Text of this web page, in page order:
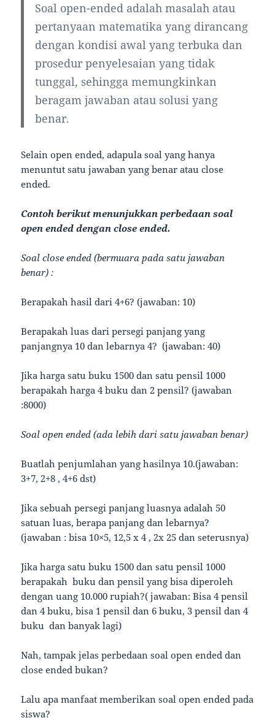
Soal open-ended adalah masalah atau
pertanyaan matematika yang dirancang
dengan kondisi awal yang terbuka dan
prosedur penyelesaian yang tidak
tunggal, sehingga memungkinkan
beragam jawaban atau solusi yang
benar.
Selain open ended, adapula soal yang hanya
menuntut satu jawaban yang benar atau close
ended.
Contoh berikut menunjukkan perbedaan soal
open ended dengan close ended.
Soal close ended (bermuara pada satu jawaban
benar) :
Berapakah hasil dari 4+6? (jawaban: 10)
Berapakah luas dari persegi panjang yang
panjangnya 10 dan lebarnya 4? (jawaban: 40)
Jika harga satu buku 1500 dan satu pensil 1000
berapakah harga 4 buku dan 2 pensil? (jawaban
:8000)
Soal open ended (ada lebih dari satu jawaban benar)
Buatlah penjumlahan yang hasilnya 10.(jawaban:
3+7, 2+8 , 4+6 dst)
Jika sebuah persegi panjang luasnya adalah 50
satuan luas, berapa panjang dan lebarnya?
(jawaban : bisa 10×5, 12,5 x 4 , 2x 25 dan seterusnya)
Jika harga satu buku 1500 dan satu pensil 1000
berapakah buku dan pensil yang bisa diperoleh
dengan uang 10.000 rupiah?( jawaban: Bisa 4 pensil
dan 4 buku, bisa 1 pensil dan 6 buku, 3 pensil dan 4
buku dan banyak lagi)
Nah, tampak jelas perbedaan soal open ended dan
close ended bukan?
Lalu apa manfaat memberikan soal open ended pada
siswa?